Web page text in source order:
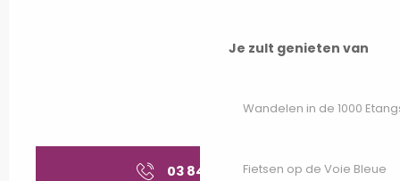
Je zult genieten van
Wandelen in de 1000
Fietsen op de Voie Bleue
03 84 92 50▒▒